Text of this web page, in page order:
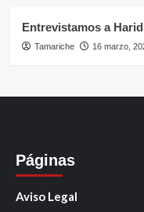
Entrevistamos a
Tamariche 16 marzo,
Páginas
Aviso Legal